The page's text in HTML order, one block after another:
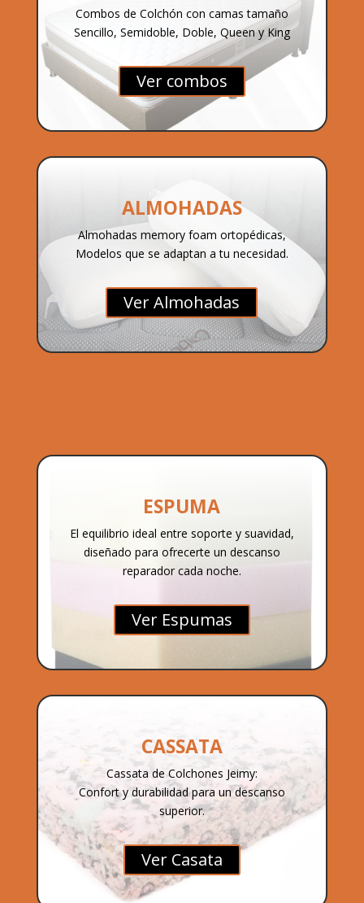
Combos de Colchón con camas tamaño
Sencillo, Semidoble, Doble, Queen y King
Ver combos
ALMOHADAS
Almohadas memory foam ortopédicas,
Modelos que se adaptan a tu necesidad.
Ver Almohadas
ESPUMA
El equilibrio ideal entre soporte y suavidad,
diseñado para ofrecerte un descanso
reparador cada noche.
Ver Espumas
CASSATA
Cassata de Colchones Jeimy:
Confort y durabilidad para un descanso
superior.
Ver Casata